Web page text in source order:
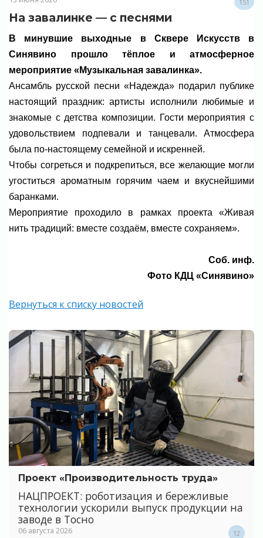
151
На завалинке — с песнями
В минувшие выходные в Сквере Искусств в
Синявино прошло тёплое и атмосферное
мероприятие «Музыкальная завалинка».
Ансамбль русской песни «Надежда» подарил публике
настоящий праздник: артисты исполнили любимые и
знакомые с детства композиции. Гости мероприятия с
удовольствием подпевали и танцевали. Атмосфера
была по-настоящему семейной и искренней.
Чтобы согреться и подкрепиться, все желающие могли
угоститься ароматным горячим чаем и вкуснейшими
баранками.
Мероприятие проходило в рамках проекта «Живая
нить традиций: вместе создаём, вместе сохраняем».
Соб. инф.
Фото КДЦ «Синявино»
Вернуться к списку новостей
Проект «Производительность труда»
НАЦПРОЕКТ: роботизация и бережливые
технологии ускорили выпуск продукции на
заводе в Тосно
06 августа 2026 12